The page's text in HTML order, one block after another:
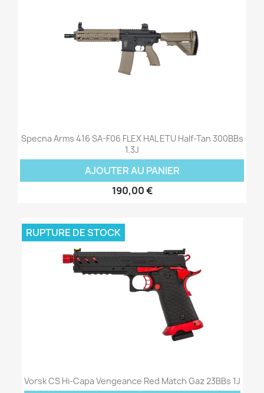
Specna Arms 416 SA-F06 FLEX HAL ETU Half-Tan 300BBs
1.3J
AJOUTER AU PANIER
190,00 €
Vorsk CS Hi-Capa Vengeance Red Match Gaz 23BBs 1J
RUPTURE DE STOCK